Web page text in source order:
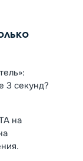
3 секунд?
на